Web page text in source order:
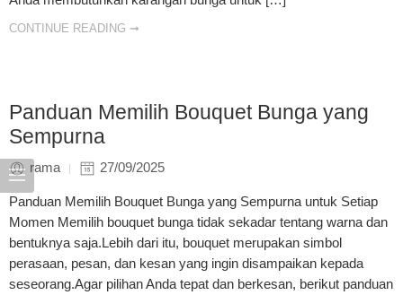
CONTINUE READING ➞
Panduan Memilih Bouquet Bunga yang
Sempurna
rama 27/09/2025
Panduan Memilih Bouquet Bunga yang Sempurna untuk Setiap
Momen Memilih bouquet bunga tidak sekadar tentang warna dan
bentuknya saja.Lebih dari itu, bouquet merupakan simbol
perasaan, pesan, dan kesan yang ingin disampaikan kepada
seseorang.Agar pilihan Anda tepat dan berkesan, berikut panduan